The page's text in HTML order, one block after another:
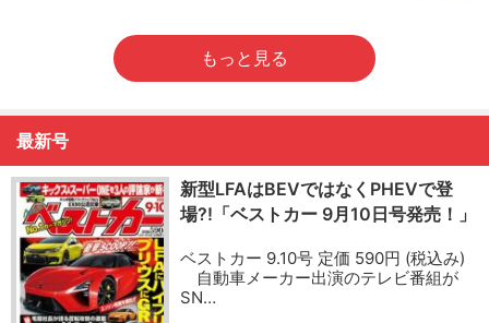
もっと見る
最新号
新型LFAはBEVではなくPHEVで登
場?!「ベストカー 9月10日号発売！」
ベストカー 9.10号 定価 590円 (税込み)
自動車メーカー出演のテレビ番組が
SN…